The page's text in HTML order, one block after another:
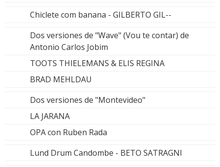
Chiclete com banana - GILBERTO GIL--
Dos versiones de "Wave" (Vou te contar) de
Antonio Carlos Jobim
TOOTS THIELEMANS & ELIS REGINA
BRAD MEHLDAU
Dos versiones de "Montevideo"
LA JARANA
OPA con Ruben Rada
Lund Drum Candombe - BETO SATRAGNI